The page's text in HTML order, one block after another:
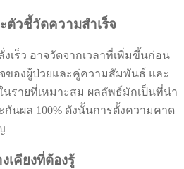
ตัวชี้วัดความสำเร็จ
เร็ว อาจวัดจากเวลาที่เพิ่มขึ้นก่อน
ของผู้ป่วยและคู่ความสัมพันธ์ และ
รายที่เหมาะสม ผลลัพธ์มักเป็นที่น่า
นผล 100% ดังนั้นการตั้งความคาด
เคียงที่ต้องรู้